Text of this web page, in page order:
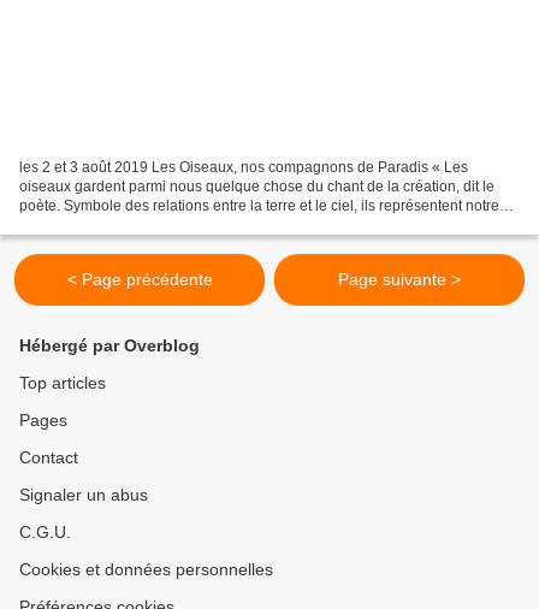
les 2 et 3 août 2019 Les Oiseaux, nos compagnons de Paradis « Les
oiseaux gardent parmi nous quelque chose du chant de la création, dit le
poète. Symbole des relations entre la terre et le ciel, ils représentent notre
< Page précédente Page suivante >
Hébergé par Overblog
Top articles
Pages
Contact
Signaler un abus
C.G.U.
Cookies et données personnelles